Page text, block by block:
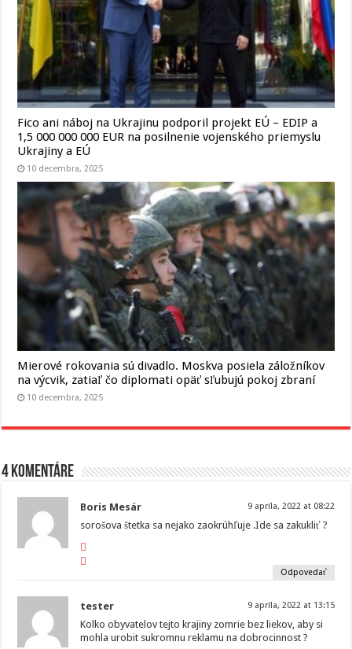
Fico ani náboj na Ukrajinu podporil projekt EÚ – EDIP a
1,5 000 000 000 EUR na posilnenie vojenského priemyslu
Ukrajiny a EÚ
10 decembra, 2025
Mierové rokovania sú divadlo. Moskva posiela záložníkov
na výcvik, zatiaľ čo diplomati opäť sľubujú pokoj zbraní
10 decembra, 2025
4 komentáre
Boris Mesár 9 apríla, 2022 at 08:22
sorošova štetka sa nejako zaokrúhľuje .Ide sa zakukliť ?
Odpovedať
tester 9 apríla, 2022 at 13:15
Kolko obyvatelov tejto krajiny zomrie bez liekov, aby si
mohla urobit sukromnu reklamu na dobrocinnost ?